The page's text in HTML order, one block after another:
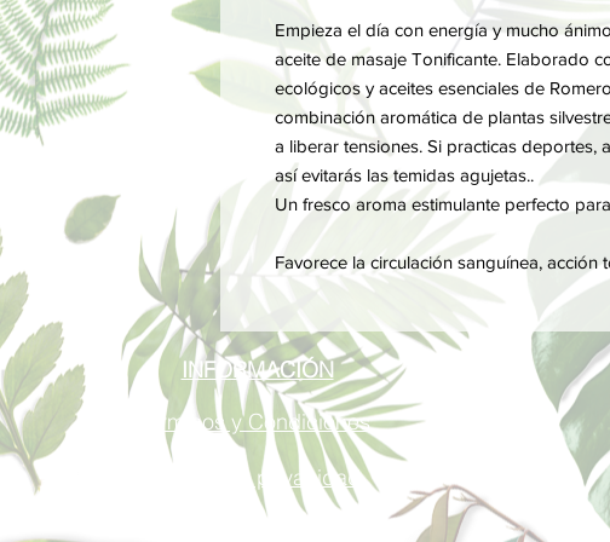
Empieza el día con energía y mucho
aceite de masaje Tonificante. Elaborado
ecológicos y aceites esenciales de
combinación aromática de plantas
a liberar tensiones. Si practicas deportes,
así evitarás las temidas agujetas..
Un fresco aroma estimulante perfecto
Favorece la circulación sanguínea, acción
INFORMACIÓN
Términos y Condiciones
Política de privacidad